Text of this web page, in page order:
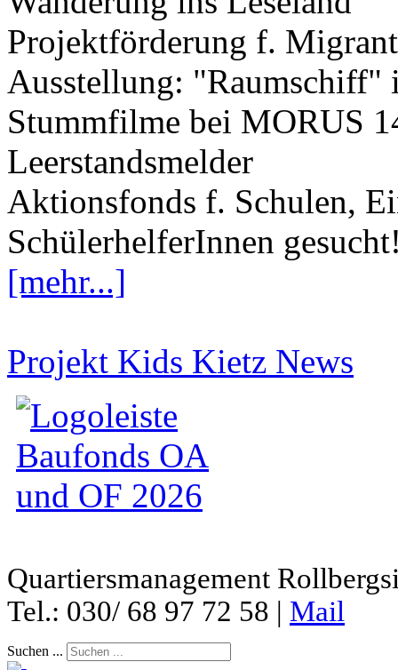
Projektförderung f.
Ausstellung: "Raumschiff"
Stummfilme bei MORUS
Leerstandsmelder
Aktionsfonds f. Schulen,
SchülerhelferInnen
[mehr...]
Projekt Kids Kietz News
Quartiersmanagement
Tel.: 030/ 68 97 72 58 | Mail
Suchen ...